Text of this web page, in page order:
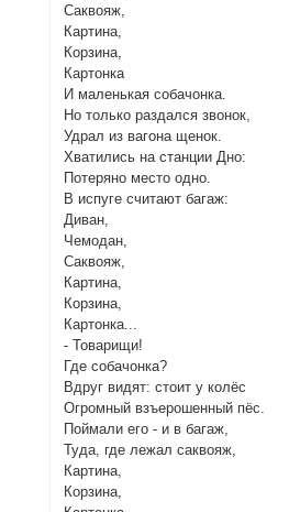
Саквояж,
Картина,
Корзина,
Картонка
И маленькая собачонка.
Но только раздался звонок,
Удрал из вагона щенок.
Хватились на станции Дно:
Потеряно место одно.
В испуге считают багаж:
Диван,
Чемодан,
Саквояж,
Картина,
Корзина,
Картонка...
- Товарищи!
Где собачонка?
Вдруг видят: стоит у колёс
Огромный взъерошенный пёс.
Поймали его - и в багаж,
Туда, где лежал саквояж,
Картина,
Корзина,